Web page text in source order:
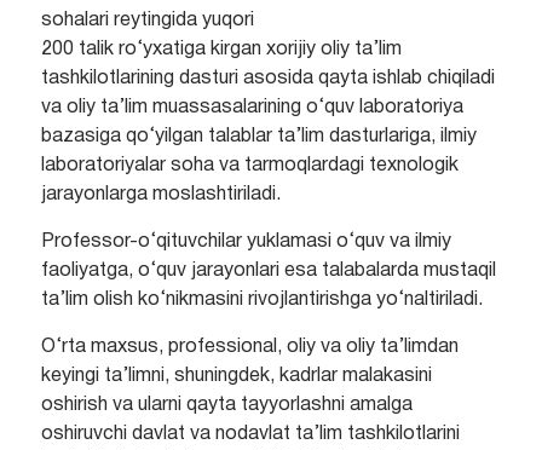
sohalari reytingida yuqori
200 talik ro‘yxatiga kirgan xorijiy oliy ta’lim
tashkilotlarining dasturi asosida qayta ishlab chiqiladi
va oliy ta’lim muassasalarining o‘quv laboratoriya
bazasiga qo‘yilgan talablar ta’lim dasturlariga, ilmiy
laboratoriyalar soha va tarmoqlardagi texnologik
jarayonlarga moslashtiriladi.
Professor-o‘qituvchilar yuklamasi o‘quv va ilmiy
faoliyatga, o‘quv jarayonlari esa talabalarda mustaqil
ta’lim olish ko‘nikmasini rivojlantirishga yo‘naltiriladi.
O‘rta maxsus, professional, oliy va oliy ta’limdan
keyingi ta’limni, shuningdek, kadrlar malakasini
oshirish va ularni qayta tayyorlashni amalga
oshiruvchi davlat va nodavlat ta’lim tashkilotlarini